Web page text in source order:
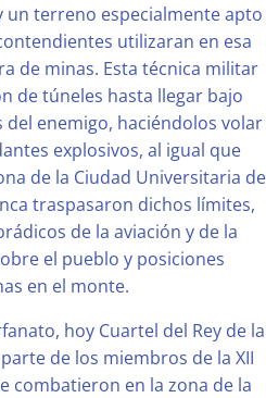
un terreno especialmente apto
utilizaran en esa
de minas. Esta técnica militar
de túneles hasta llegar bajo
enemigo, haciéndolos volar
explosivos, al igual que
de la Ciudad Universitaria de
traspasaron dichos límites,
de la aviación y de la
el pueblo y posiciones
en el monte.
hoy Cuartel del Rey de la
de los miembros de la XII
combatieron en la zona de la